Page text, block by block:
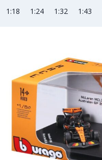
1:18 1:24 1:32 1:43